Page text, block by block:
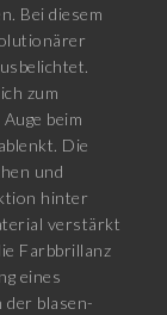
Bei diesem
zum
beim
Die
und
hinter
verstärkt
Farbbrillanz
eines
der blasen-